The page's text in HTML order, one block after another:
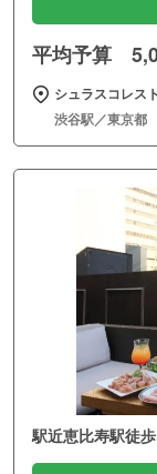
平均予算
シュラスコレス
渋谷駅／東京都
駅近恵比寿駅徒